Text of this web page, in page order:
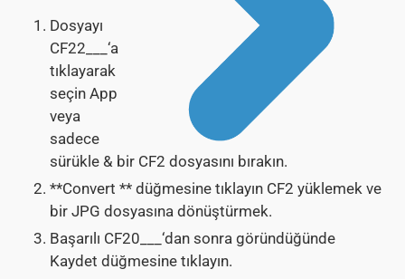
Dosyayı
CF22___‘a
tıklayarak
seçin App
veya
sadece
sürükle & bir CF2 dosyasını bırakın.
**Convert ** düğmesine tıklayın CF2 yüklemek ve
bir JPG dosyasına dönüştürmek.
Başarılı CF20___‘dan sonra göründüğünde
Kaydet düğmesine tıklayın.